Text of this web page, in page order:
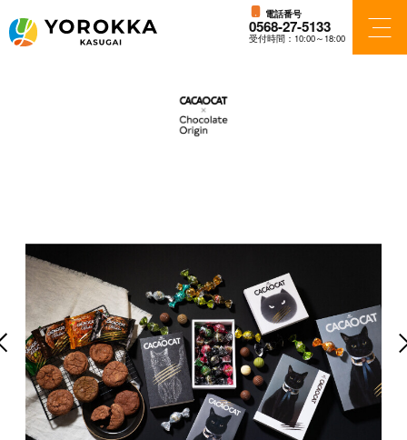
電話番号
0568-27-5133
受付時間：10:00～18:00
ショップ検索
施設案内
ニュース＆イベント
特集一覧